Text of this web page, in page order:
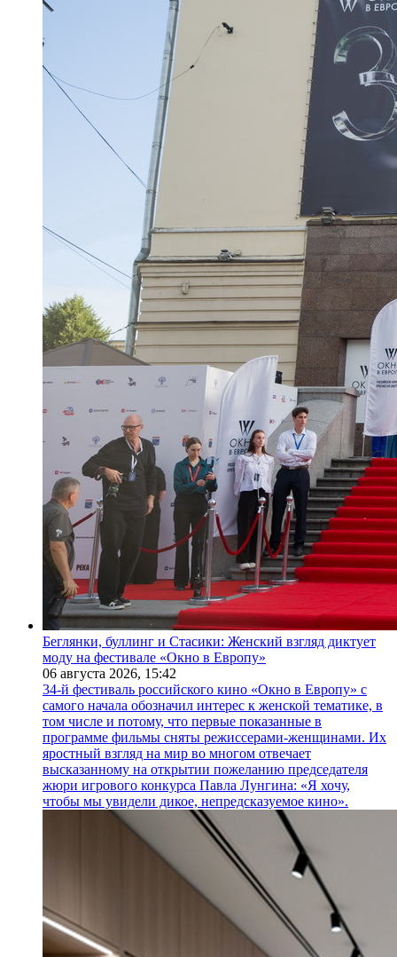
Беглянки, буллинг и Стасики: Женский взгляд диктует
моду на фестивале «Окно в Европу»
06 августа 2026, 15:42
34-й фестиваль российского кино «Окно в Европу» с
самого начала обозначил интерес к женской тематике, в
том числе и потому, что первые показанные в
программе фильмы сняты режиссерами-женщинами. Их
яростный взгляд на мир во многом отвечает
высказанному на открытии пожеланию председателя
жюри игрового конкурса Павла Лунгина: «Я хочу,
чтобы мы увидели дикое, непредсказуемое кино».